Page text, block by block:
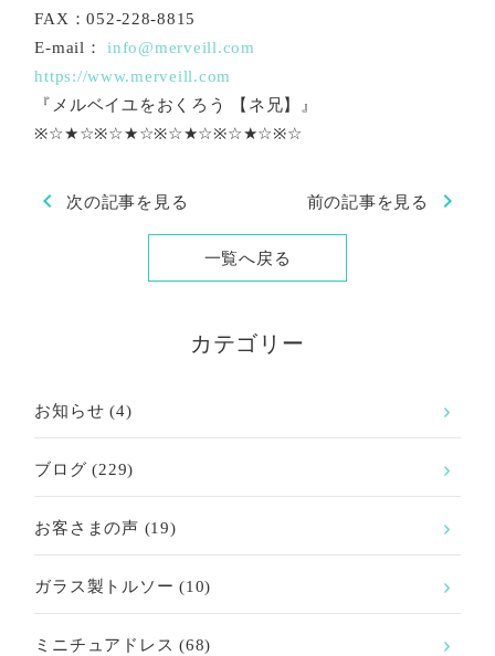
FAX：052-228-8815
E-mail：info@merveill.com
https://www.merveill.com
『メルベイユをおくろう 【ネ兄】』
※☆★☆※☆★☆※☆★☆※☆★☆※☆
chevron_left 次の記事を見る 前の記事を見る chevron_right
一覧へ戻る
カテゴリー
お知らせ (4)
ブログ (229)
お客さまの声 (19)
ガラス製トルソー (10)
ミニチュアドレス (68)